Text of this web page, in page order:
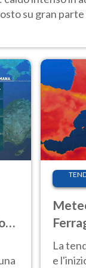
su gran parte
La
e